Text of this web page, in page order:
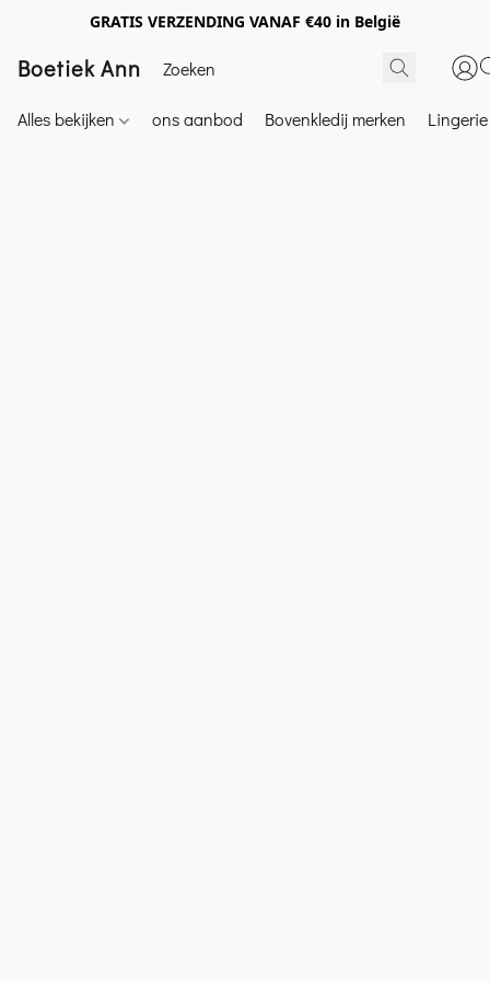
GRATIS VERZENDING VANAF €40 in België
Boetiek Ann
Alles bekijken ons aanbod Bovenkledij merken